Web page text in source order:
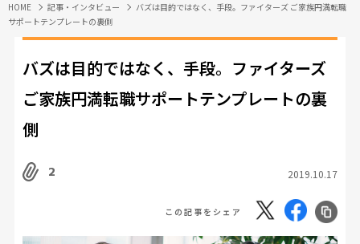
HOME 記事・インタビュー
バズは目的ではなく、手段。ファイターズ ご家族円満転職
サポートテンプレートの裏側
バズは目的ではなく、手段。ファイターズ
ご家族円満転職サポートテンプレートの裏
側
2 2019.10.17
この記事をシェア